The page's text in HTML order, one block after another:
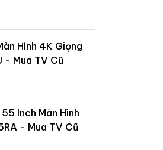
Hình 4K Giọng
- Mua TV Cũ
Inch Màn Hình
- Mua TV Cũ